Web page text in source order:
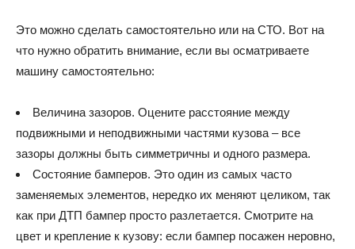
Это можно сделать самостоятельно или на СТО. Вот на
что нужно обратить внимание, если вы осматриваете
машину самостоятельно:
Величина зазоров. Оцените расстояние между
подвижными и неподвижными частями кузова – все
зазоры должны быть симметричны и одного размера.
Состояние бамперов. Это один из самых часто
заменяемых элементов, нередко их меняют целиком, так
как при ДТП бампер просто разлетается. Смотрите на
цвет и крепление к кузову: если бампер посажен неровно,